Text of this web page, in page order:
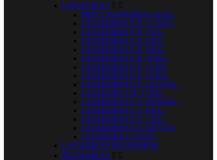
LAVADORAS  
MINI LAVADORAS 2/4 KG.
LAVADORAS C.F. 5 / 6 KG.
LAVADORAS C.F. 7 KG.
LAVADORAS C.F. 8 KG.
LAVADORAS C.F. 9 KG.
LAVADORAS C.F. 10 KG.
LAVADORAS C.F. 11 KG.
LAVADORAS C.F. 12 KG.
LAVADORAS C.F. 13/14 KG.
LAVADORA C.F. 17 KG.
LAVADORAS C.F. 18/20 KG.
LAVADORAS C.S. 6 KG.
LAVADORAS C.S. 7 KG.
LAVADORAS C.S. 8/8,5 KG.
LAVADORA C.S.9 KG.
LAVADORAS SECADORAS
SECADORAS  